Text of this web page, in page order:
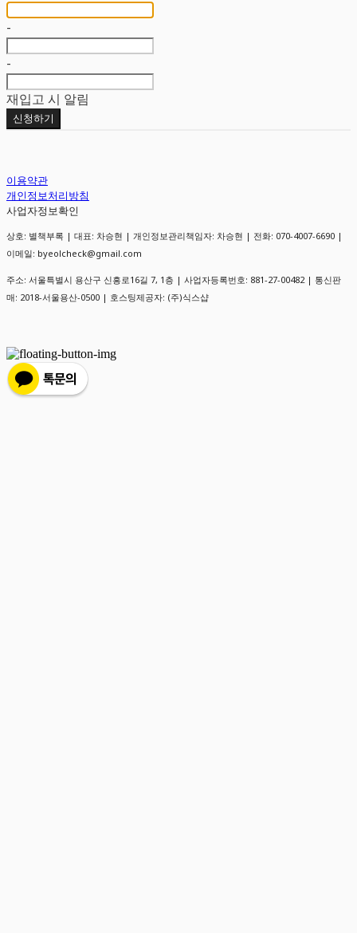
-
-
재입고 시 알림
신청하기
이용약관
개인정보처리방침
사업자정보확인
상호: 별책부록 | 대표: 차승현 | 개인정보관리책임자: 차승현 | 전화: 070-4007-6690 |
이메일: byeolcheck@gmail.com
주소: 서울특별시 용산구 신흥로16길 7, 1층 | 사업자등록번호: 881-27-00482 | 통신판
매: 2018-서울용산-0500 | 호스팅제공자: (주)식스샵